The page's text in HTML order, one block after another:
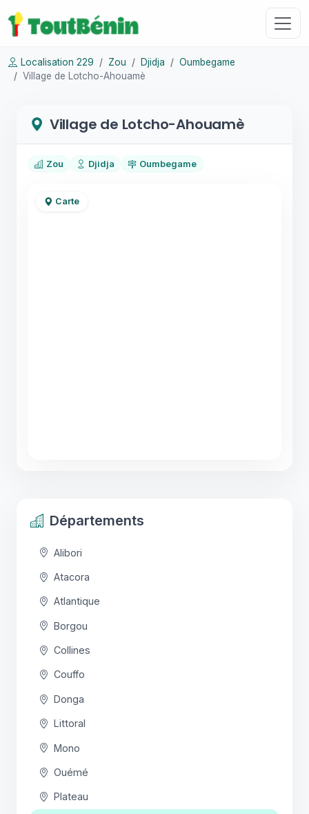
Localisation 229 Zou Djidja
Oumbegame
Village de Lotcho-Ahouamè
Village de Lotcho-Ahouamè
Zou Djidja Oumbegame
Carte
Départements
Alibori
Atacora
Atlantique
Borgou
Collines
Couffo
Donga
Littoral
Mono
Ouémé
Plateau